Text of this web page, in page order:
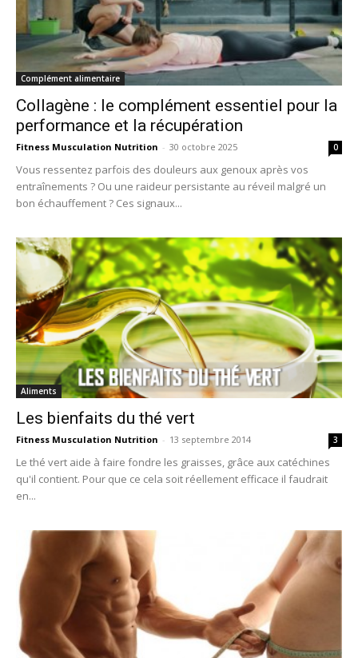
Complément alimentaire
Collagène : le complément essentiel pour la
performance et la récupération
Fitness Musculation Nutrition - 30 octobre 2025 0
Vous ressentez parfois des douleurs aux genoux après vos
entraînements ? Ou une raideur persistante au réveil malgré un
bon échauffement ? Ces signaux...
Aliments
Les bienfaits du thé vert
Fitness Musculation Nutrition - 13 septembre 2014 3
Le thé vert aide à faire fondre les graisses, grâce aux catéchines
qu'il contient. Pour que ce cela soit réellement efficace il faudrait
en...